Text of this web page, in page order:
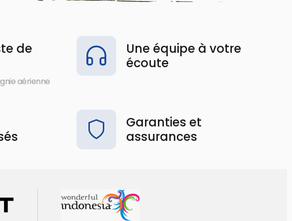
de
aérienne
Une équipe à votre
écoute
Garanties et
assurances